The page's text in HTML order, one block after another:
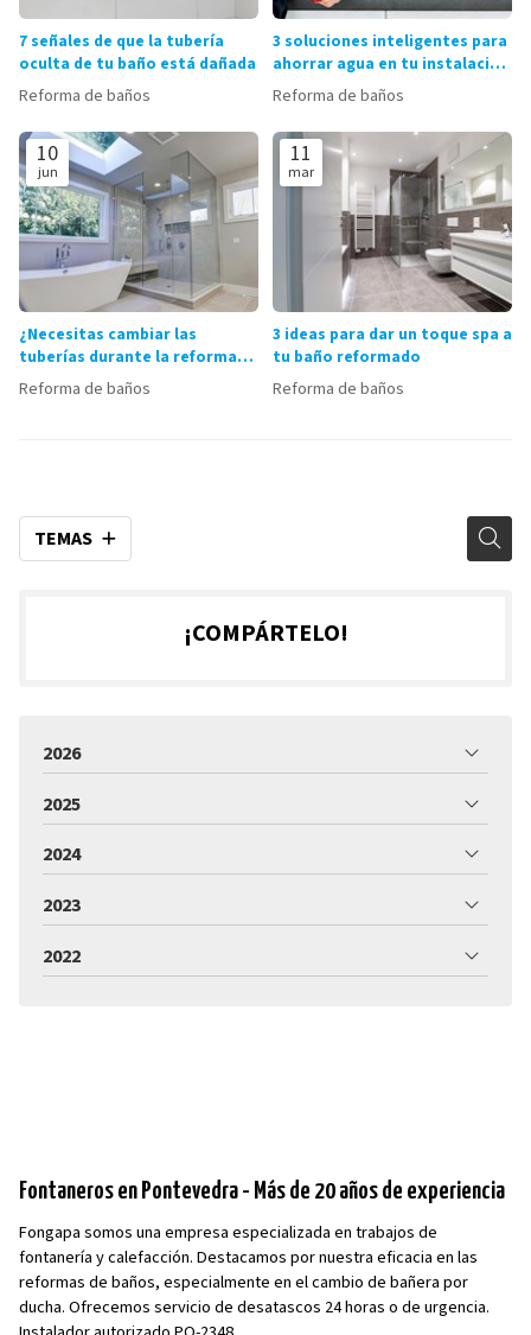
TEMAS
7 señales de que la tubería
oculta de tu baño está dañada
Reforma de baños
3 soluciones inteligentes para
ahorrar agua en tu instalación
de fontanería
Reforma de baños
10
jun
¿Necesitas cambiar las
tuberías durante la reforma
de tu baño?
Reforma de baños
11
mar
3 ideas para dar un toque spa a
tu baño reformado
Reforma de baños
¡COMPÁRTELO!
2026
2025
2024
2023
2022
Fontaneros en Pontevedra - Más de 20 años de experiencia
Fongapa somos una empresa especializada en trabajos de
fontanería y calefacción. Destacamos por nuestra eficacia en las
reformas de baños, especialmente en el cambio de bañera por
ducha. Ofrecemos servicio de desatascos 24 horas o de urgencia.